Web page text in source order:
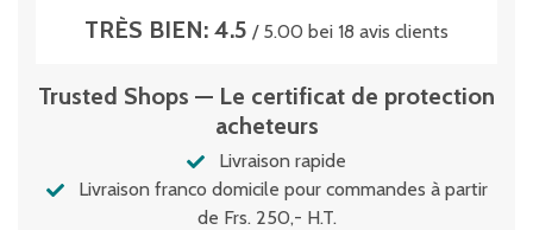
TRÈS BIEN: 4.5 / 5.00 bei 18 avis clients
Trusted Shops — Le certificat de protection
acheteurs
Livraison rapide
Livraison franco domicile pour commandes à partir
de Frs. 250,- H.T.